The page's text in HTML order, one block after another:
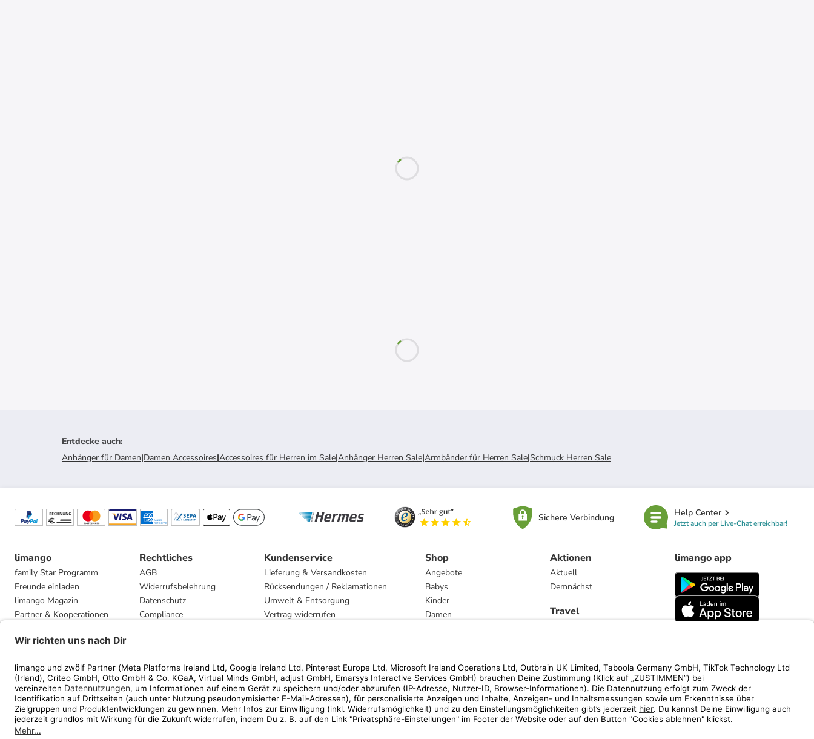
Entdecke auch:
Anhänger für Damen|Damen Accessoires|Accessoires für Herren im Sale|Anhänger Herren Sale|Armbänder für Herren Sale|Schmuck Herren Sale
Sichere Verbindung Help Center
Jetzt auch per Live-Chat erreichbar!
limango
family Star Programm
Freunde einladen
limango Magazin
Partner & Kooperationen
Presse
Rechtliches
AGB
Widerrufsbelehrung
Datenschutz
Compliance
Kundenservice
Lieferung & Versandkosten
Rücksendungen / Reklamationen
Umwelt & Entsorgung
Vertrag widerrufen
Shop
Angebote
Babys
Kinder
Damen
Marken
Aktionen
Aktuell
Demnächst
Travel
limango app
limango.nl limango.pl